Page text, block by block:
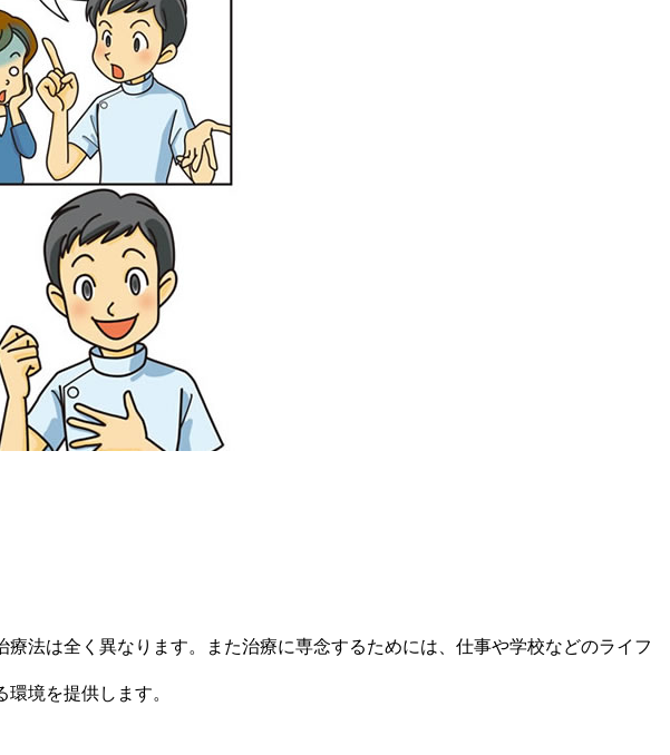
法は全く異なります。また治療に専念するためには、仕事や学校などのライフ
境を提供します。